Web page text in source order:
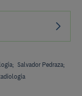
Salvador Pedraza;